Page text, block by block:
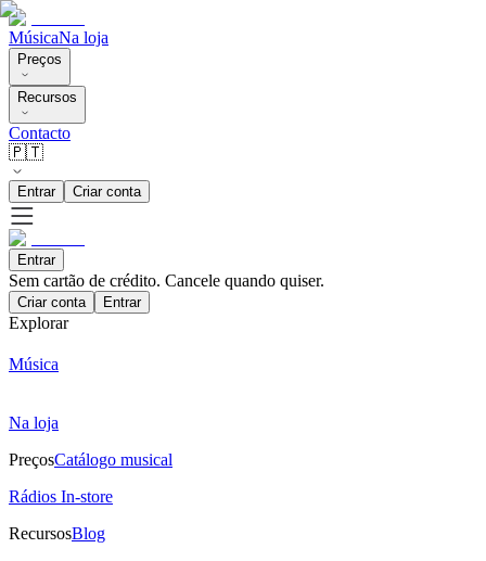
MúsicaNa loja
Preços
Recursos
Contacto
🇵🇹
Entrar Criar conta
Entrar
Sem cartão de crédito. Cancele quando quiser.
Criar conta Entrar
Explorar
Música
Na loja
PreçosCatálogo musical
Rádios In-store
RecursosBlog